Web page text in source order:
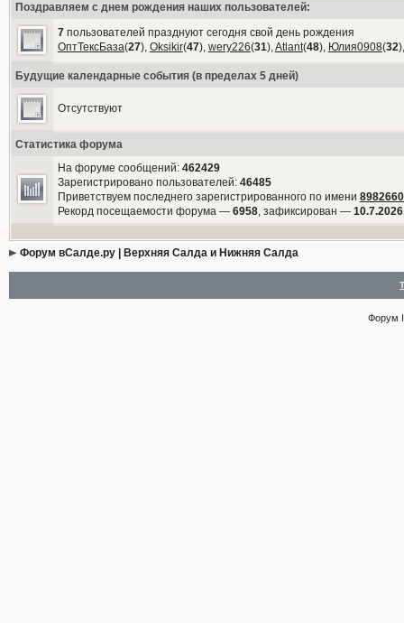
Поздравляем с днем рождения наших пользователей:
7пользователей празднуют сегодня свой день рождения
ОптТексБаза(27), Oksikir(47), wery226(31),Atlant(48), Юлия0908(32
Будущие календарные события (в пределах 5 дней)
Отсутствуют
Статистика форума
На форуме сообщений: 462429
Зарегистрировано пользователей: 46485
Приветствуем последнего зарегистрированного по имени
Рекорд посещаемости форума — 6958, зафиксирован —
Форум вСалде.ру | Верхняя Салда и Нижняя Салда
Форум